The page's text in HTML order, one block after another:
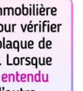
rend compte